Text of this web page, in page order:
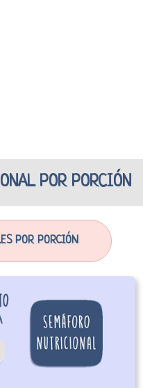
POR PORCIÓN
POR PORCIÓN